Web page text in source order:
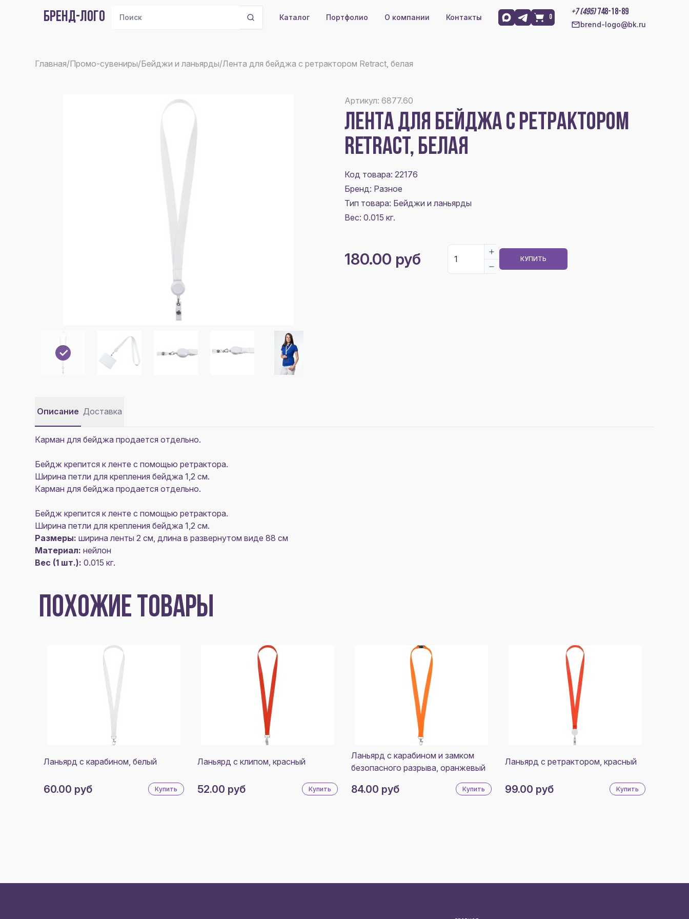
БРЕНД-ЛОГО Каталог Портфолио О компании Контакты 0
+7 (495)748-18-89
brend-logo@bk.ru
Главная/Промо-сувениры/Бейджи и ланьярды/Лента для бейджа с ретрактором Retract, белая
Артикул: 6877.60
ЛЕНТА ДЛЯ БЕЙДЖА С РЕТРАКТОРОМ
RETRACT, БЕЛАЯ
Код товара: 22176
Бренд: Разное
Тип товара: Бейджи и ланьярды
Вес: 0.015 кг.
180.00 руб КУПИТЬ
Описание Доставка
Карман для бейджа продается отдельно.
Бейдж крепится к ленте с помощью ретрактора.
Ширина петли для крепления бейджа 1,2 см.
Карман для бейджа продается отдельно.
Бейдж крепится к ленте с помощью ретрактора.
Ширина петли для крепления бейджа 1,2 см.
Размеры: ширина ленты 2 см, длина в развернутом виде 88 см
Материал: нейлон
Вес (1 шт.): 0.015 кг.
ПОХОЖИЕ ТОВАРЫ
Ланьярд с карабином, белый
60.00 руб Купить
Ланьярд с клипом, красный
52.00 руб Купить
Ланьярд с карабином и замком
безопасного разрыва, оранжевый
84.00 руб Купить
Ланьярд с ретрактором, красный
99.00 руб Купить